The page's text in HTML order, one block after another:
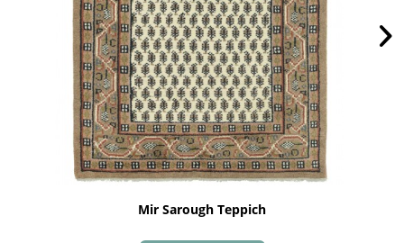
Mir Sarough Teppich